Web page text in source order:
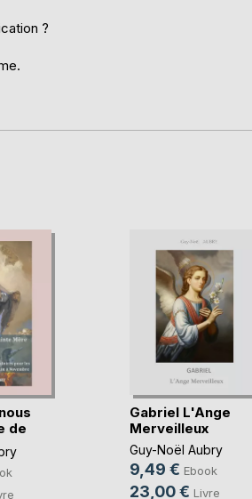
?
de
Gabriel L'Ange
Merveilleux
Guy-Noël Aubry
9,49 € Ebook
23,00 € Livre